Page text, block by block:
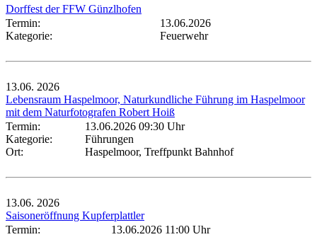
Dorffest der FFW Günzlhofen
Termin:
13.06.2026
Kategorie:
Feuerwehr
13.06. 2026
Lebensraum Haspelmoor, Naturkundliche Führung im Haspelmoor
mit dem Naturfotografen Robert Hoiß
Termin:
13.06.2026 09:30 Uhr
Kategorie:
Führungen
Ort:
Haspelmoor, Treffpunkt Bahnhof
13.06. 2026
Saisoneröffnung Kupferplattler
Termin:
13.06.2026 11:00 Uhr